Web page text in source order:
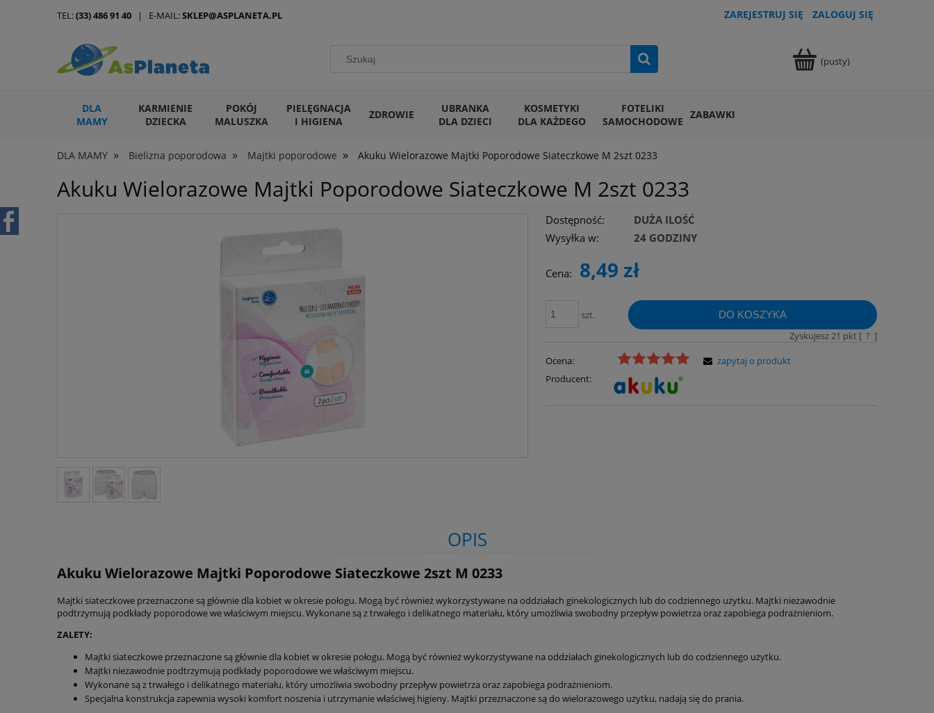
ZAREJESTRUJ SIĘ ZALOGUJ SIĘ
(pusty)
DLA
MAMY
KARMIENIE
DZIECKA
POKÓJ
MALUSZKA
PIELĘGNACJA
I HIGIENA
ZDROWIE
UBRANKA
DLA DZIECI
KOSMETYKI
DLA KAŻDEGO
FOTELIKI
SAMOCHODOWE ZABAWKI
ARTYKUŁY DLA ZWIERZĄT
DLA MAMY » Bielizna poporodowa » Majtki poporodowe » Akuku Wielorazowe Majtki Poporodowe Siateczkowe M 2szt 0233
TEL:(33) 486 91 40 | E-MAIL:SKLEP@ASPLANETA.PL
Akuku Wielorazowe Majtki Poporodowe Siateczkowe M 2szt 0233
Dostępność:
DUŻA ILOŚĆ
Wysyłka w:
24 GODZINY
Cena: 8,49 zł
szt. DO KOSZYKA
Zyskujesz21 pkt [ ? ]
Ocena:
Producent:
zapytaj o produkt
OPIS
Akuku Wielorazowe Majtki Poporodowe Siateczkowe 2szt M 0233
Majtki siateczkowe przeznaczone są głównie dla kobiet w okresie połogu. Mogą być również wykorzystywane na oddziałach ginekologicznych lub do codziennego użytku. Majtki niezawodnie
podtrzymują podkłady poporodowe we właściwym miejscu. Wykonane są z trwałego i delikatnego materiału, który umożliwia swobodny przepływ powietrza oraz zapobiega podrażnieniom.
ZALETY:
Majtki siateczkowe przeznaczone są głównie dla kobiet w okresie połogu. Mogą być również wykorzystywane na oddziałach ginekologicznych lub do codziennego użytku.
Majtki niezawodnie podtrzymują podkłady poporodowe we właściwym miejscu.
Wykonane są z trwałego i delikatnego materiału, który umożliwia swobodny przepływ powietrza oraz zapobiega podrażnieniom.
Specjalna konstrukcja zapewnia wysoki komfort noszenia i utrzymanie właściwej higieny. Majtki przeznaczone są do wielorazowego użytku, nadają się do prania.